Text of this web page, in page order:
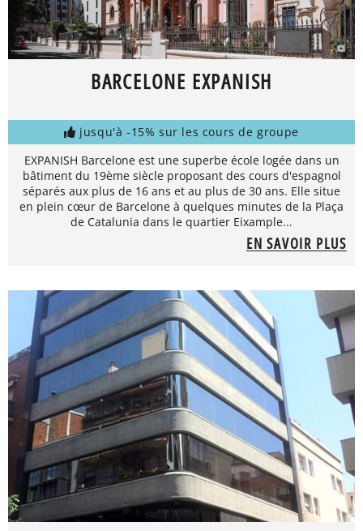
BARCELONE EXPANISH
jusqu'à -15% sur les cours de groupe
EXPANISH Barcelone est une superbe école logée dans un
bâtiment du 19ème siècle proposant des cours d'espagnol
séparés aux plus de 16 ans et au plus de 30 ans. Elle situe
en plein cœur de Barcelone à quelques minutes de la Plaça
de Catalunia dans le quartier Eixample...
EN SAVOIR PLUS